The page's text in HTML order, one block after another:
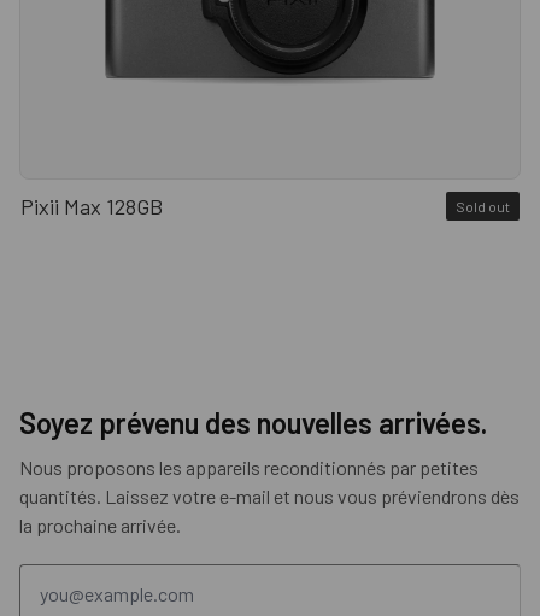
Pixii Max 128GB Sold out
Soyez prévenu des nouvelles arrivées.
Nous proposons les appareils reconditionnés par petites
quantités. Laissez votre e-mail et nous vous préviendrons dès
la prochaine arrivée.